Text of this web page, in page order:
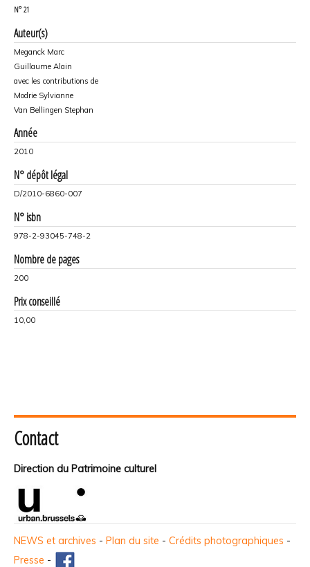
N° 21
Auteur(s)
Meganck Marc
Guillaume Alain
avec les contributions de
Modrie Sylvianne
Van Bellingen Stephan
Année
2010
N° dépôt légal
D/2010-6860-007
N° isbn
978-2-93045-748-2
Nombre de pages
200
Prix conseillé
10,00
Contact
Direction du Patrimoine culturel
NEWS et archives - Plan du site - Crédits photographiques -
Presse -